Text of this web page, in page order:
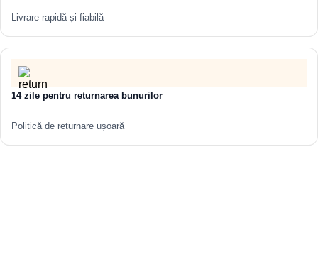
Recomandări de îngrijire:
Cada din oțel nu este pretențioasă la curățare. Pentru a
menține aspectul impecabil al suprafeței, urmați aceste reguli
simple:
Utilizați detergenți sub formă de gel pentru obiecte sanitare.
Evitați:produsele pe bază de clor, substanțele chimice
Livrare rapidă și fiabilă
14 zile pentru returnarea bunurilor
Politică de returnare ușoară